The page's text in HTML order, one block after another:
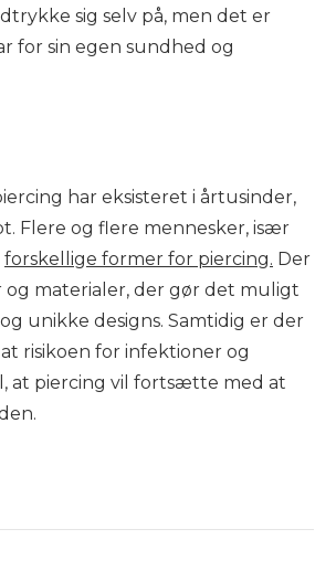
sig selv på, men det er
for sin egen sundhed og
har eksisteret i årtusinder,
Flere og flere mennesker, især
forskellige former for piercing. Der
materialer, der gør det muligt
unikke designs. Samtidig er der
risikoen for infektioner og
at piercing vil fortsætte med at